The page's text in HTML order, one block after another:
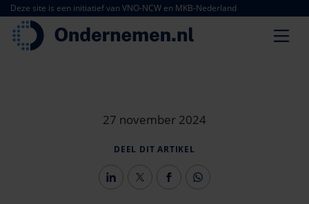
Deze site is een initiatief van VNO-NCW en MKB-Nederland
27 november 2024
DEEL DIT ARTIKEL